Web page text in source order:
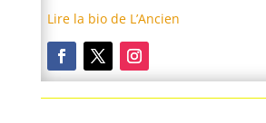
Lire la bio de L’Ancien